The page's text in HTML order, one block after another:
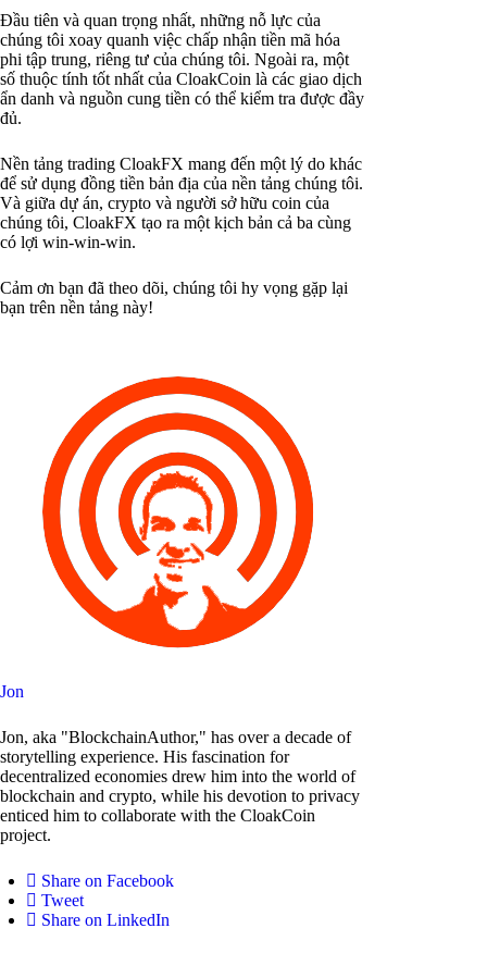
Đầu tiên và quan trọng nhất, những nỗ lực của
chúng tôi xoay quanh việc chấp nhận tiền mã hóa
phi tập trung, riêng tư của chúng tôi. Ngoài ra, một
số thuộc tính tốt nhất của CloakCoin là các giao dịch
ẩn danh và nguồn cung tiền có thể kiểm tra được đầy
đủ.
Nền tảng trading CloakFX mang đến một lý do khác
để sử dụng đồng tiền bản địa của nền tảng chúng tôi.
Và giữa dự án, crypto và người sở hữu coin của
chúng tôi, CloakFX tạo ra một kịch bản cả ba cùng
có lợi win-win-win.
Cảm ơn bạn đã theo dõi, chúng tôi hy vọng gặp lại
bạn trên nền tảng này!
Jon
Jon, aka "BlockchainAuthor," has over a decade of
storytelling experience. His fascination for
decentralized economies drew him into the world of
blockchain and crypto, while his devotion to privacy
enticed him to collaborate with the CloakCoin
project.
Share on Facebook
Tweet
Share on LinkedIn